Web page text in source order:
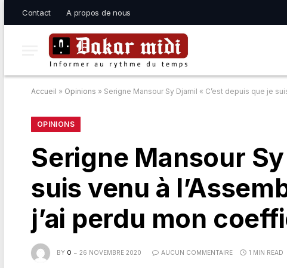
Contact A propos de nous
Accueil » Opinions » Serigne Mansour Sy Djamil « C’est depuis que je
OPINIONS
Serigne Mansour
suis venu à
j’ai perdu mon
BY O 26 NOVEMBRE 2020 AUCUN COMMENTAIRE 1 MIN READ